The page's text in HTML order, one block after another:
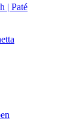
| Paté